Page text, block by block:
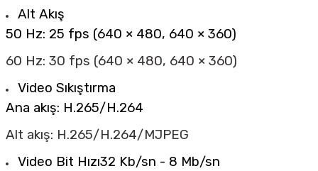
Alt Akış
50 Hz: 25 fps (640 × 480, 640 × 360)
60 Hz: 30 fps (640 × 480, 640 × 360)
Video Sıkıştırma
Ana akış: H.265/H.264
Alt akış: H.265/H.264/MJPEG
Video Bit Hızı32 Kb/sn - 8 Mb/sn